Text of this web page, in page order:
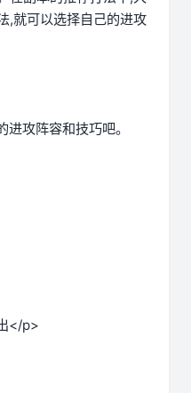
,就可以选择自己的进攻
攻阵容和技巧吧。
</p>